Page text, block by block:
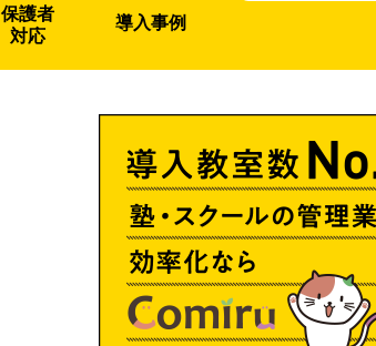
保護者
対応
導入事例